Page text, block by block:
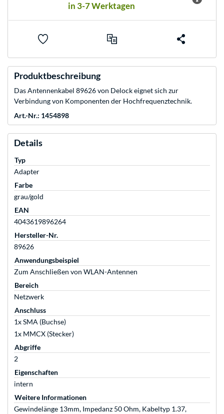
in 3-7 Werktagen
Produktbeschreibung
Das Antennenkabel 89626 von Delock eignet sich zur
Verbindung von Komponenten der Hochfrequenztechnik.
Art.-Nr.: 1454898
Details
Typ
Adapter
Farbe
grau/gold
EAN
4043619896264
Hersteller-Nr.
89626
Anwendungsbeispiel
Zum Anschließen von WLAN-Antennen
Bereich
Netzwerk
Anschluss
1x SMA (Buchse)
1x MMCX (Stecker)
Abgriffe
2
Eigenschaften
intern
Weitere Informationen
Gewindelänge 13mm, Impedanz 50 Ohm, Kabeltyp 1.37,